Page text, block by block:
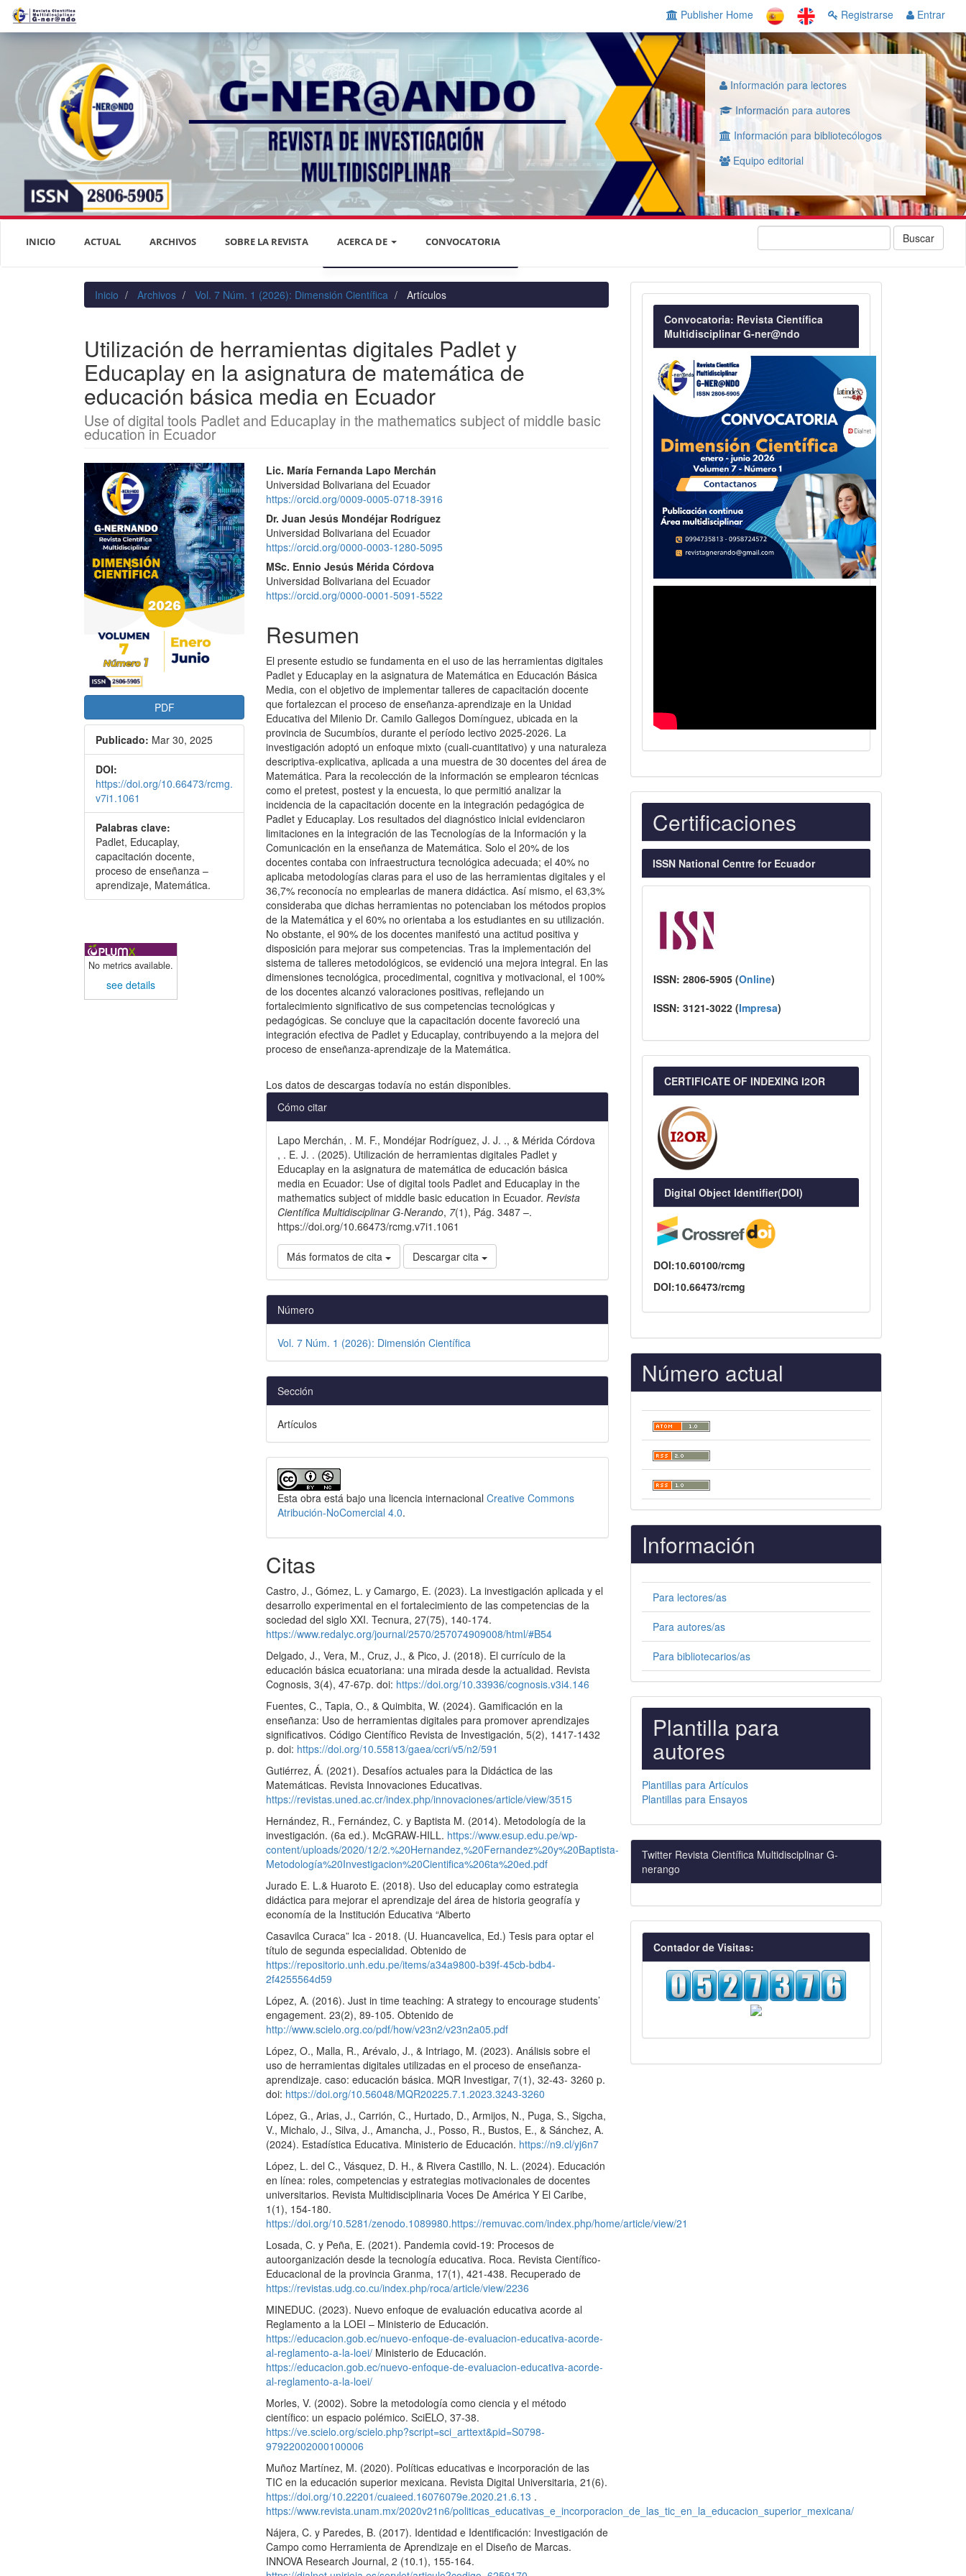
Navegación
principal
Contenido
Barra
lateral
Publisher Home Registrarse Entrar
Información para lectores
Información para autores
Información para bibliotecólogos
Equipo editorial
INICIO ACTUAL ARCHIVOS SOBRE LA REVISTA ACERCA DE
DECLARACIÓN DE PRIVACIDAD
EQUIPO EDITORIAL
PROTOCOLO DE INTEROPERABILIDAD
¿CÓMO REGISTRARSE?
CONTACTO
ENVÍOS
REGISTRARSE
ENTRAR
CONVOCATORIA Buscar
Inicio Archivos Vol. 7 Núm. 1 (2026): Dimensión Científica Artículos
Utilización de herramientas digitales Padlet y
Educaplay en la asignatura de matemática de
educación básica media en Ecuador
Use of digital tools Padlet and Educaplay in the mathematics subject of middle basic
education in Ecuador
Barra
lateral
del
artículo
PDF
Publicado: Mar 30, 2025
DOI:
https://doi.org/10.66473/rcmg.
v7i1.1061
Palabras clave:
Padlet, Educaplay,
capacitación docente,
proceso de enseñanza –
aprendizaje, Matemática.
No metrics available.
see details
Contenido
principal
del
artículo
Lic. María Fernanda Lapo Merchán
Universidad Bolivariana del Ecuador
https://orcid.org/0009-0005-0718-3916
Dr. Juan Jesús Mondéjar Rodríguez
Universidad Bolivariana del Ecuador
https://orcid.org/0000-0003-1280-5095
MSc. Ennio Jesús Mérida Córdova
Universidad Bolivariana del Ecuador
https://orcid.org/0000-0001-5091-5522
Resumen
El presente estudio se fundamenta en el uso de las herramientas digitales
Padlet y Educaplay en la asignatura de Matemática en Educación Básica
Media, con el objetivo de implementar talleres de capacitación docente
que fortalezcan el proceso de enseñanza-aprendizaje en la Unidad
Educativa del Milenio Dr. Camilo Gallegos Domínguez, ubicada en la
provincia de Sucumbíos, durante el período lectivo 2025-2026. La
investigación adoptó un enfoque mixto (cuali-cuantitativo) y una naturaleza
descriptiva-explicativa, aplicada a una muestra de 30 docentes del área de
Matemática. Para la recolección de la información se emplearon técnicas
como el pretest, postest y la encuesta, lo que permitió analizar la
incidencia de la capacitación docente en la integración pedagógica de
Padlet y Educaplay. Los resultados del diagnóstico inicial evidenciaron
limitaciones en la integración de las Tecnologías de la Información y la
Comunicación en la enseñanza de Matemática. Solo el 20% de los
docentes contaba con infraestructura tecnológica adecuada; el 40% no
aplicaba metodologías claras para el uso de las herramientas digitales y el
36,7% reconocía no emplearlas de manera didáctica. Así mismo, el 63,3%
consideraba que dichas herramientas no potenciaban los métodos propios
de la Matemática y el 60% no orientaba a los estudiantes en su utilización.
No obstante, el 90% de los docentes manifestó una actitud positiva y
disposición para mejorar sus competencias. Tras la implementación del
sistema de talleres metodológicos, se evidenció una mejora integral. En las
dimensiones tecnológica, procedimental, cognitiva y motivacional, el 100%
de los docentes alcanzó valoraciones positivas, reflejando un
fortalecimiento significativo de sus competencias tecnológicas y
pedagógicas. Se concluye que la capacitación docente favoreció una
integración efectiva de Padlet y Educaplay, contribuyendo a la mejora del
proceso de enseñanza-aprendizaje de la Matemática.
Los datos de descargas todavía no están disponibles.
Detalles
del
artículo
Cómo citar
Lapo Merchán, . M. F., Mondéjar Rodríguez, J. J. ., & Mérida Córdova
, . E. J. . (2025). Utilización de herramientas digitales Padlet y
Educaplay en la asignatura de matemática de educación básica
media en Ecuador: Use of digital tools Padlet and Educaplay in the
mathematics subject of middle basic education in Ecuador.Revista
Científica Multidisciplinar G-Nerando, 7(1), Pág. 3487 –.
https://doi.org/10.66473/rcmg.v7i1.1061
Más formatos de cita Descargar cita
Número
Vol. 7 Núm. 1 (2026): Dimensión Científica
Sección
Artículos
Esta obra está bajo una licencia internacionalCreative Commons
Atribución-NoComercial 4.0.
Citas
Castro, J., Gómez, L. y Camargo, E. (2023). La investigación aplicada y el
desarrollo experimental en el fortalecimiento de las competencias de la
sociedad del siglo XXI. Tecnura, 27(75), 140-174.
https://www.redalyc.org/journal/2570/257074909008/html/#B54
Delgado, J., Vera, M., Cruz, J., & Pico, J. (2018). El currículo de la
educación básica ecuatoriana: una mirada desde la actualidad. Revista
Cognosis, 3(4), 47-67p. doi: https://doi.org/10.33936/cognosis.v3i4.146
Fuentes, C., Tapia, O., & Quimbita, W. (2024). Gamificación en la
enseñanza: Uso de herramientas digitales para promover aprendizajes
significativos. Código Científico Revista de Investigación, 5(2), 1417-1432
p. doi: https://doi.org/10.55813/gaea/ccri/v5/n2/591
Gutiérrez, Á. (2021). Desafíos actuales para la Didáctica de las
Matemáticas. Revista Innovaciones Educativas.
https://revistas.uned.ac.cr/index.php/innovaciones/article/view/3515
Hernández, R., Fernández, C. y Baptista M. (2014). Metodología de la
investigación. (6a ed.). McGRAW-HILL. https://www.esup.edu.pe/wp-
content/uploads/2020/12/2.%20Hernandez,%20Fernandez%20y%20Baptista-
Metodología%20Investigacion%20Cientifica%206ta%20ed.pdf
Jurado E. L.& Huaroto E. (2018). Uso del educaplay como estrategia
didáctica para mejorar el aprendizaje del área de historia geografía y
economía de la Institución Educativa “Alberto
Casavilca Curaca” Ica - 2018. (U. Huancavelica, Ed.) Tesis para optar el
título de segunda especialidad. Obtenido de
https://repositorio.unh.edu.pe/items/a34a9800-b39f-45cb-bdb4-
2f4255564d59
López, A. (2016). Just in time teaching: A strategy to encourage students’
engagement. 23(2), 89-105. Obtenido de
http://www.scielo.org.co/pdf/how/v23n2/v23n2a05.pdf
López, O., Malla, R., Arévalo, J., & Intriago, M. (2023). Análisis sobre el
uso de herramientas digitales utilizadas en el proceso de enseñanza-
aprendizaje. caso: educación básica. MQR Investigar, 7(1), 32-43- 3260 p.
doi: https://doi.org/10.56048/MQR20225.7.1.2023.3243-3260
López, G., Arias, J., Carrión, C., Hurtado, D., Armijos, N., Puga, S., Sigcha,
V., Michalo, J., Silva, J., Amancha, J., Posso, R., Bustos, E., & Sánchez, A.
(2024). Estadística Educativa. Ministerio de Educación. https://n9.cl/yj6n7
López, L. del C., Vásquez, D. H., & Rivera Castillo, N. L. (2024). Educación
en línea: roles, competencias y estrategias motivacionales de docentes
universitarios. Revista Multidisciplinaria Voces De América Y El Caribe,
1(1), 154-180.
https://doi.org/10.5281/zenodo.1089980.https://remuvac.com/index.php/home/article/view/21
Losada, C. y Peña, E. (2021). Pandemia covid-19: Procesos de
autoorganización desde la tecnología educativa. Roca. Revista Científico-
Educacional de la provincia Granma, 17(1), 421-438. Recuperado de
https://revistas.udg.co.cu/index.php/roca/article/view/2236
MINEDUC. (2023). Nuevo enfoque de evaluación educativa acorde al
Reglamento a la LOEI – Ministerio de Educación.
https://educacion.gob.ec/nuevo-enfoque-de-evaluacion-educativa-acorde-
al-reglamento-a-la-loei/ Ministerio de Educación.
https://educacion.gob.ec/nuevo-enfoque-de-evaluacion-educativa-acorde-
al-reglamento-a-la-loei/
Morles, V. (2002). Sobre la metodología como ciencia y el método
científico: un espacio polémico. SciELO, 37-38.
https://ve.scielo.org/scielo.php?script=sci_arttext&pid=S0798-
97922002000100006
Muñoz Martínez, M. (2020). Políticas educativas e incorporación de las
TIC en la educación superior mexicana. Revista Digital Universitaria, 21(6).
https://doi.org/10.22201/cuaieed.16076079e.2020.21.6.13 .
https://www.revista.unam.mx/2020v21n6/politicas_educativas_e_incorporacion_de_las_tic_en_la_educacion_superior_mexicana/
Nájera, C. y Paredes, B. (2017). Identidad e Identificación: Investigación de
Campo como Herramienta de Aprendizaje en el Diseño de Marcas.
INNOVA Research Journal, 2 (10.1), 155-164.
Convocatoria
Convocatoria: Revista Científica
Multidisciplinar G-ner@ndo
Indexaciones
Certificaciones
ISSN National Centre for Ecuador
ISSN: 2806-5905 (Online)
ISSN: 3121-3022 (Impresa)
CERTIFICATE OF INDEXING I2OR
Digital Object Identifier(DOI)
DOI:10.60100/rcmg
DOI:10.66473/rcmg
Número actual
Información
Para lectores/as
Para autores/as
Para bibliotecarios/as
PLANTILLAS
PARA
AUTORES
Plantilla para
autores
Plantillas para Artículos
Plantillas para Ensayos
Twitter Revista Científica Multidisciplinar G-
nerango
visitas
Contador de Visitas: